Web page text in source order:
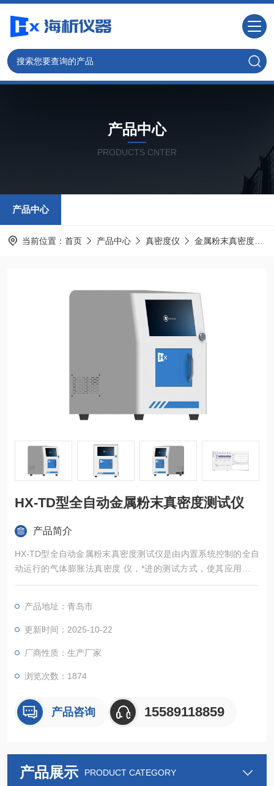
产品中心
PRODUCTS CNTER
产品中心
当前位置： 首页 产品中心 真密度仪 金属粉末真密度仪
HX-TD型全自动金属粉末真密度测试仪
产品简介
HX-TD型全自动金属粉末真密度测试仪是由内置系统控制的全自
动运行的气体膨胀法真密度 仪，*进的测试方式，使其应用领域
较同类仪器更广，能准确测定粉体、块状固体、浆状物质、泡沫
高等院校、研究机构、企业的材料分析检测实验室，为食品安
全、新能源、新材料、环保 、矿产等行业的材料检测提供重要的
产品地址：青岛市
更新时间：2025-10-22
厂商性质：生产厂家
浏览次数：1874
产品咨询 15589118859
产品展示 PRODUCT CATEGORY